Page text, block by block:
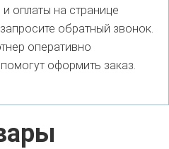
и оплаты на странице
обратный звонок.
оперативно
оформить заказ.